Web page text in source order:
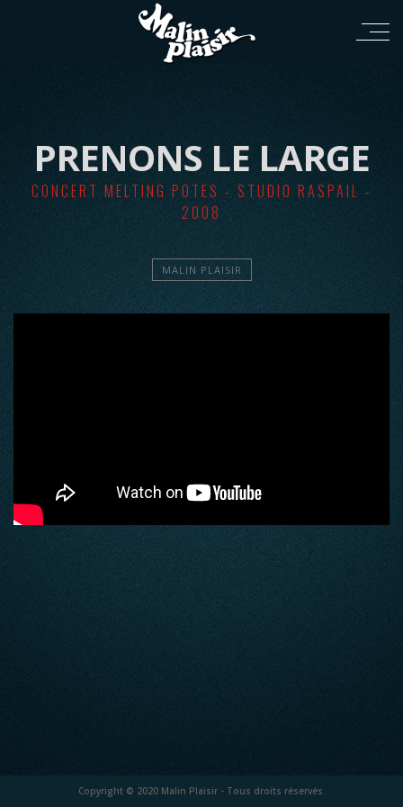
PRENONS LE LARGE
CONCERT MELTING POTES - STUDIO RASPAIL -
2008
MALIN PLAISIR
Copyright © 2020 Malin Plaisir - Tous droits réservés.